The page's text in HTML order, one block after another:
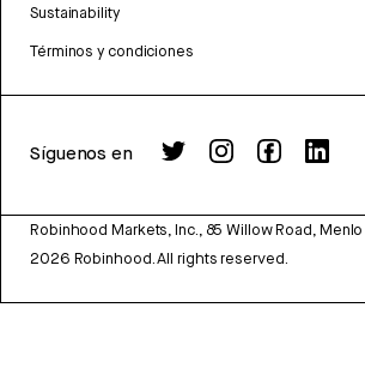
Sustainability
Términos y condiciones
Síguenos en
Robinhood Markets, Inc., 85 Willow Road,
2026 Robinhood. All rights reserved.